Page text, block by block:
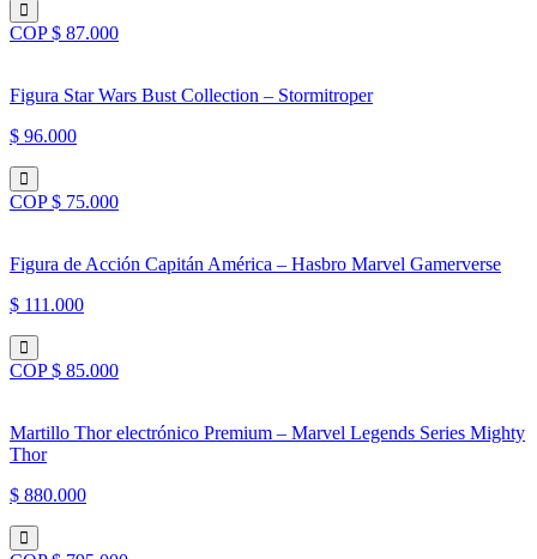
COP $ 87.000
Figura Star Wars Bust Collection – Stormitroper
$ 96.000
COP $ 75.000
Figura de Acción Capitán América – Hasbro Marvel Gamerverse
$ 111.000
COP $ 85.000
Martillo Thor electrónico Premium – Marvel Legends Series Mighty
Thor
$ 880.000